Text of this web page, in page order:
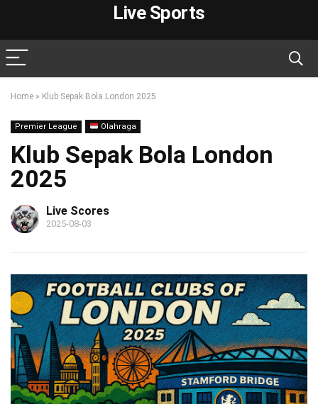
Live Sports
Home » Klub Sepak Bola London 2025
Premier League Olahraga
Klub Sepak Bola London
2025
Live Scores
2025-08-03